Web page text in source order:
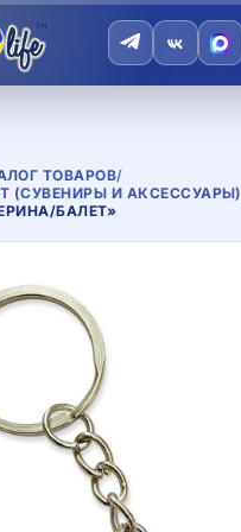
ТОВАРОВ/
(СУВЕНИРЫ И АКСЕССУАРЫ)
БАЛЕТ»